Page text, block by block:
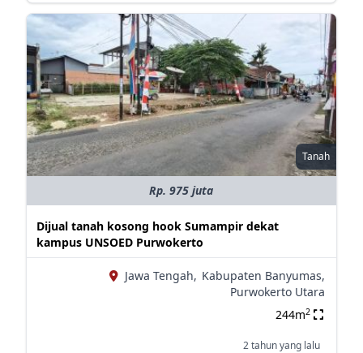
Tanah
Rp. 975 juta
Dijual tanah kosong hook Sumampir dekat
kampus UNSOED Purwokerto
Jawa Tengah, Kabupaten Banyumas,
Purwokerto Utara
244m2
2 tahun yang lalu